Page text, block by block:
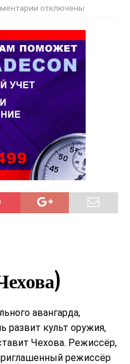
отключены
авангарда,
развит культ оружия,
Чехова. Режиссёр,
режиссёр